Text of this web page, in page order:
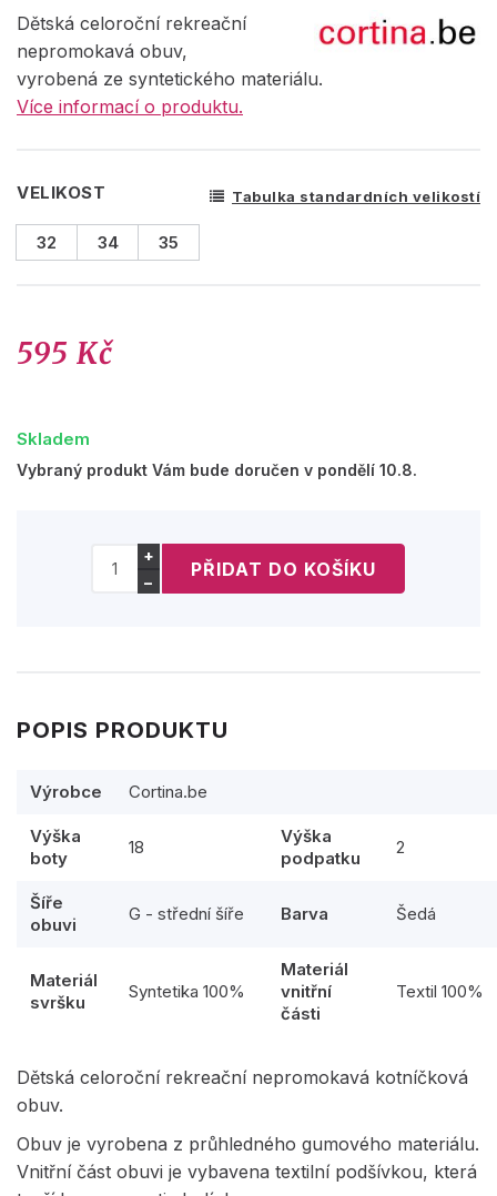
Dětská celoroční rekreační
nepromokavá obuv,
vyrobená ze syntetického materiálu.
Více informací o produktu.
VELIKOST Tabulka standardních velikostí
32 34 35
595 Kč
Skladem
Vybraný produkt Vám bude doručen v pondělí 10.8.
+
−
POPIS PRODUKTU
Výrobce Cortina.be
Výška
boty
18
Výška
podpatku
2
Šíře
obuvi
G - střední šíře Barva Šedá
Materiál
svršku
Syntetika 100%
Materiál
vnitřní
části
Textil 100%
Dětská celoroční rekreační nepromokavá kotníčková
obuv.
Obuv je vyrobena z průhledného gumového materiálu.
Vnitřní část obuvi je vybavena textilní podšívkou, která